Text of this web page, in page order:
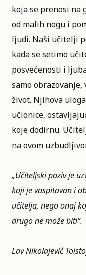
koja se prenosi na
od malih nogu i
ljudi. Naši učitelji
kada se setimo
posvećenosti i
samo
život. Njihova
učionice,
koje dodirnu.
na ovom
„Učiteljski poziv je
koji je vaspitavan i
učitelja, nego onaj
drugo ne može biti“.
Lav Nikolajevič